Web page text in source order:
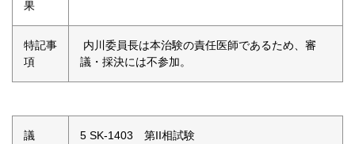
果
特記事
項
内川委員長は本治験の責任医師であるため、審
議・採決には不参加。
議
5 SK-1403 第II相試験